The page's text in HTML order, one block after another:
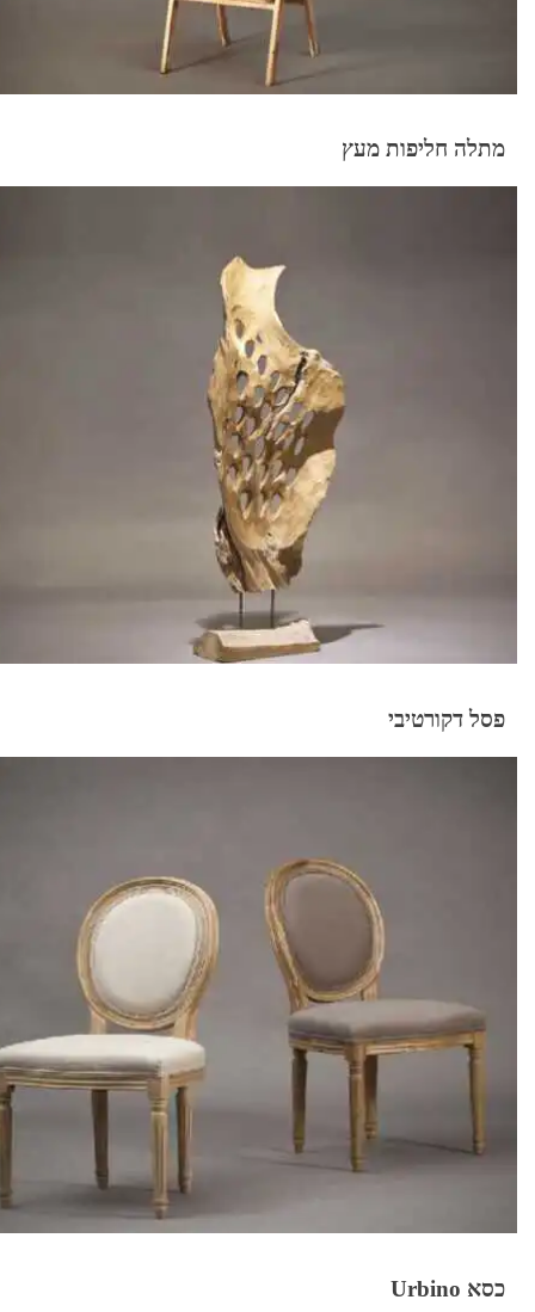
מתלה חליפות מעץ
פסל דקורטיבי
כסא Urbino